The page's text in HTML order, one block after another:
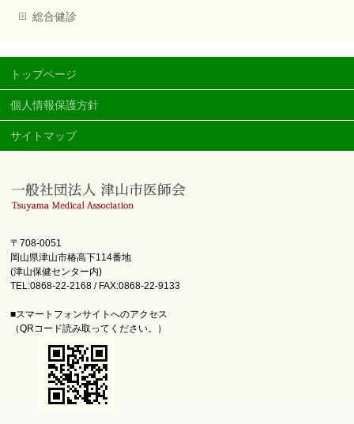
総合健診
トップページ
個人情報保護方針
サイトマップ
〒708-0051
岡山県津山市椿高下114番地
(津山保健センター内)
TEL:0868-22-2168 / FAX:0868-22-9133
■スマートフォンサイトへのアクセス
（QRコード読み取ってください。）